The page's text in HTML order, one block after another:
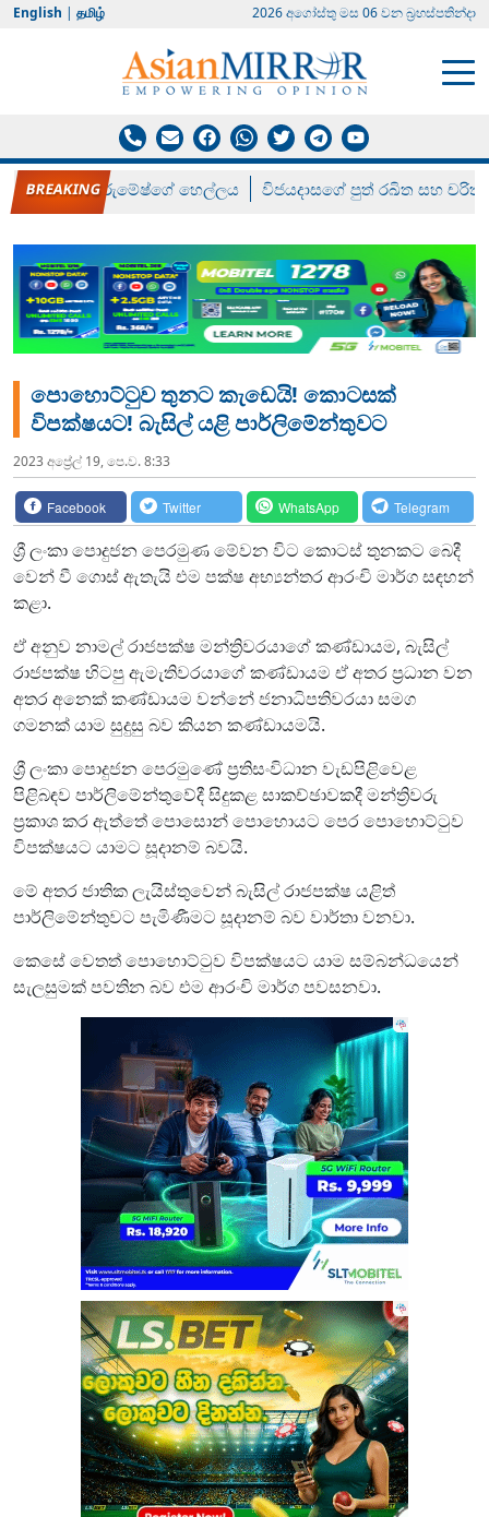
English | தமிழ் 2026 අගෝස්‍තු මස 06 වන බ්‍රහස්පතින්දා
රන් ගෙනා රුමේෂ්ගේ හෙල්ලය විජයදාසගේ පුත් රඛිත සහ චරිත්
පොහොට්ටුව තුනට කැඩෙයි! කොටසක්
විපක්ෂයට! බැසිල් යළි පාර්ලිමේන්තුවට
2023 අප්‍රේල් 19, පෙ.ව. 8:33
Facebook Twitter WhatsApp Telegram
ශ්‍රී ලංකා පොදුජන පෙරමුණ මේවන විට කොටස් තුනකට බෙදී
වෙන් වී ගොස් ඇතැයි එම පක්ෂ අභ්‍යන්තර ආරංචි මාර්ග සඳහන්
කළා.
ඒ අනුව නාමල් රාජපක්ෂ මන්ත්‍රිවරයාගේ කණ්ඩායම, බැසිල්
රාජපක්ෂ හිටපු ඇමැතිවරයාගේ කණ්ඩායම ඒ අතර ප්‍රධාන වන
අතර අනෙක් කණ්ඩායම වන්නේ ජනාධිපතිවරයා සමග
ගමනක් යාම සුදුසු බව කියන කණ්ඩායමයි.
ශ්‍රී ලංකා පොදුජන පෙරමුණේ ප්‍රතිසංවිධාන වැඩපිළිවෙළ
පිළිබඳව පාර්ලිමේන්තුවේදී සිදුකළ සාකච්ඡාවකදී මන්ත්‍රිවරු
ප්‍රකාශ කර ඇත්තේ පොසොන් පොහොයට පෙර පොහොට්ටුව
විපක්ෂයට යාමට සූදානම් බවයි.
මේ අතර ජාතික ලැයිස්තුවෙන් බැසිල් රාජපක්ෂ යළිත්
පාර්ලිමේන්තුවට පැමිණීමට සූදානම් බව වාර්තා වනවා.
කෙසේ වෙතත් පොහොට්ටුව විපක්ෂයට යාම සම්බන්ධයෙන්
සැලසුමක් පවතින බව එම ආරංචි මාර්ග පවසනවා.